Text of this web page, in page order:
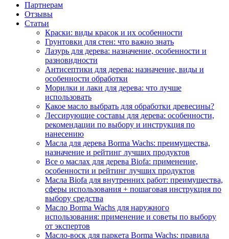
Партнерам
Отзывы
Статьи
Краски: виды красок и их особенности
Грунтовки для стен: что важно знать
Лазурь для дерева: назначение, особенности и
разновидности
Антисептики для дерева: назначение, виды и
особенности обработки
Морилки и лаки для дерева: что лучше
использовать
Какое масло выбрать для обработки древесины?
Лессирующие составы для дерева: особенности,
рекомендации по выбору и инструкция по
нанесению
Масла для дерева Borma Wachs: преимущества,
назначение и рейтинг лучших продуктов
Все о маслах для дерева Biofa: применение,
особенности и рейтинг лучших продуктов
Масла Biofa для внутренних работ: преимущества,
сферы использования + пошаговая инструкция по
выбору средства
Масло Borma Wachs для наружного
использования: применение и советы по выбору
от экспертов
Масло-воск для паркета Borma Wachs: правила